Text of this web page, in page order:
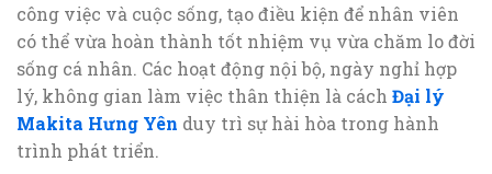
công việc và cuộc sống, tạo điều kiện để nhân viên
có thể vừa hoàn thành tốt nhiệm vụ vừa chăm lo đời
sống cá nhân. Các hoạt động nội bộ, ngày nghỉ hợp
lý, không gian làm việc thân thiện là cách Đại lý
Makita Hưng Yên duy trì sự hài hòa trong hành
trình phát triển.